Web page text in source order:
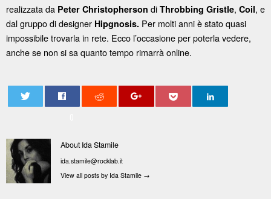
realizzata da Peter Christopherson di Throbbing Gristle, Coil, e
dal gruppo di designer Hipgnosis. Per molti anni è stato quasi
impossibile trovarla in rete. Ecco l’occasione per poterla vedere,
anche se non si sa quanto tempo rimarrà online.
About Ida Stamile
ida.stamile@rocklab.it
View all posts by Ida Stamile →